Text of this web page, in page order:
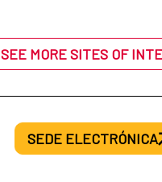
SEE MORE SITES OF
SEDE ELECTRÓNICA